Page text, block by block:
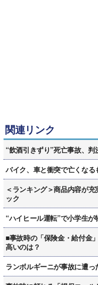
関連リンク
“飲酒引きずり”死亡事故、
バイク、車と衝突で亡くな
＜ランキング＞商品内容が
ック
“ハイヒール運転”で小学生
■事故時の「保険金・給付金
高いのは？
ランボルギーニが事故に遭